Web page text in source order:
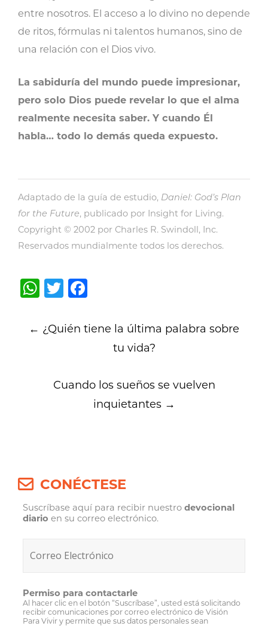
entre nosotros. El acceso a lo divino no depende
de ritos, fórmulas ni talentos humanos, sino de
una relación con el Dios vivo.
La sabiduría del mundo puede impresionar,
pero solo Dios puede revelar lo que el alma
realmente necesita saber. Y cuando Él
habla… todo lo demás queda expuesto.
Adaptado de la guía de estudio, Daniel: God’s Plan
for the Future, publicado por Insight for Living.
Copyright © 2002 por Charles R. Swindoll, Inc.
Reservados mundialmente todos los derechos.
WhatsApp
Twitter
navigation
← ¿Quién tiene la última palabra sobre
tu vida?
Cuando los sueños se vuelven
inquietantes →
CONÉCTESE
Suscríbase aquí para recibir nuestrodevocional
diario en su correo electrónico.
Permiso para contactarle
Al hacer clic en el botón “Suscríbase”, usted está solicitando
recibir comunicaciones por correo electrónico de Visión
Para Vivir y permite que sus datos personales sean